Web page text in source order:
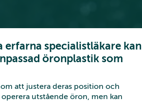
erfarna specialistläkare kan
öronplastik som
att justera deras position och
utstående öron, men kan